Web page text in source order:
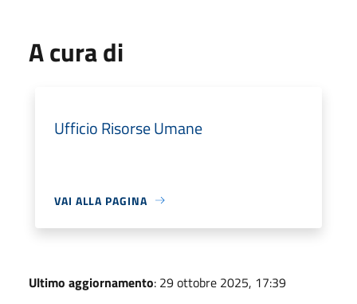
A cura di
Ufficio Risorse Umane
VAI ALLA PAGINA
Ultimo aggiornamento: 29 ottobre 2025, 17:39